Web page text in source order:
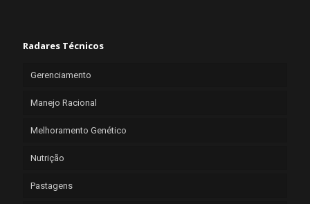
Radares Técnicos
Gerenciamento
Manejo Racional
Melhoramento Genético
Nutrição
Pastagens